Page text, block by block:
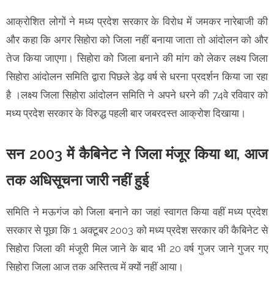
आक्रोशित लोगों ने मध्य प्रदेश सरकार के विरोध में जमकर नारेबाजी की
और कहा कि अगर सिहोरा को जिला नहीं बनाया जाता तो आंदोलन को और
तेज किया जाएगा। सिहोरा को जिला बनाने की मांग को लेकर लक्ष्य जिला
सिहोरा आंदोलन समिति द्वारा पिछले डेढ़ वर्ष से धरना प्रदर्शन किया जा रहा
है ।लक्ष्य जिला सिहोरा आंदोलन समिति ने अपने धरने की 74वे रविवार को
मध्य प्रदेश सरकार के विरुद्ध पहली बार जबरदस्त आक्रोश दिखाया।
सन 2003 में कैबिनेट ने जिला मंजूर किया था, आज
तक अधिसूचना जारी नहीं हुई
समिति ने मऊगंज को जिला बनाने का जहां स्वागत किया वहीं मध्य प्रदेश
सरकार से पूछा कि 1 अक्टूबर 2003 को मध्य प्रदेश सरकार की कैबिनेट से
सिहोरा जिला की मंजूरी मिल जाने के बाद भी 20 वर्ष गुजर जाने गुजर गए
सिहोरा जिला आज तक अस्तित्व में क्यों नहीं आया।